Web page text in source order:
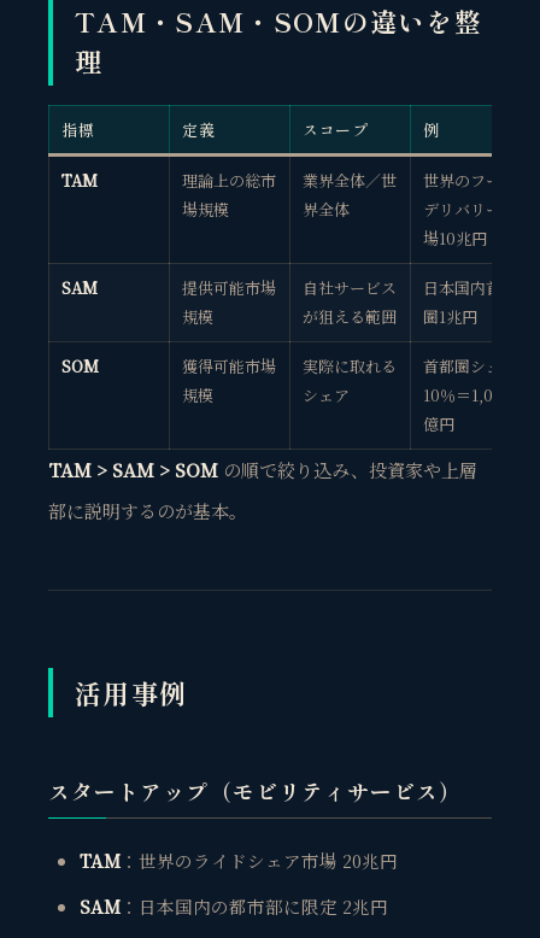
TAM・SAM・SOMの違いを整
理
指標 定義 スコープ 例
TAM
理論上の総市
場規模
業界全体／世
界全体
世界のフード
デリバリー市
場10兆円
SAM
提供可能市場
規模
自社サービス
が狙える範囲
日本国内首都
圏1兆円
SOM
獲得可能市場
規模
実際に取れる
シェア
首都圏シェア
10％＝1,000
億円
TAM > SAM > SOM の順で絞り込み、投資家や上層
部に説明するのが基本。
活用事例
スタートアップ（モビリティサービス）
TAM：世界のライドシェア市場 20兆円
SAM：日本国内の都市部に限定 2兆円